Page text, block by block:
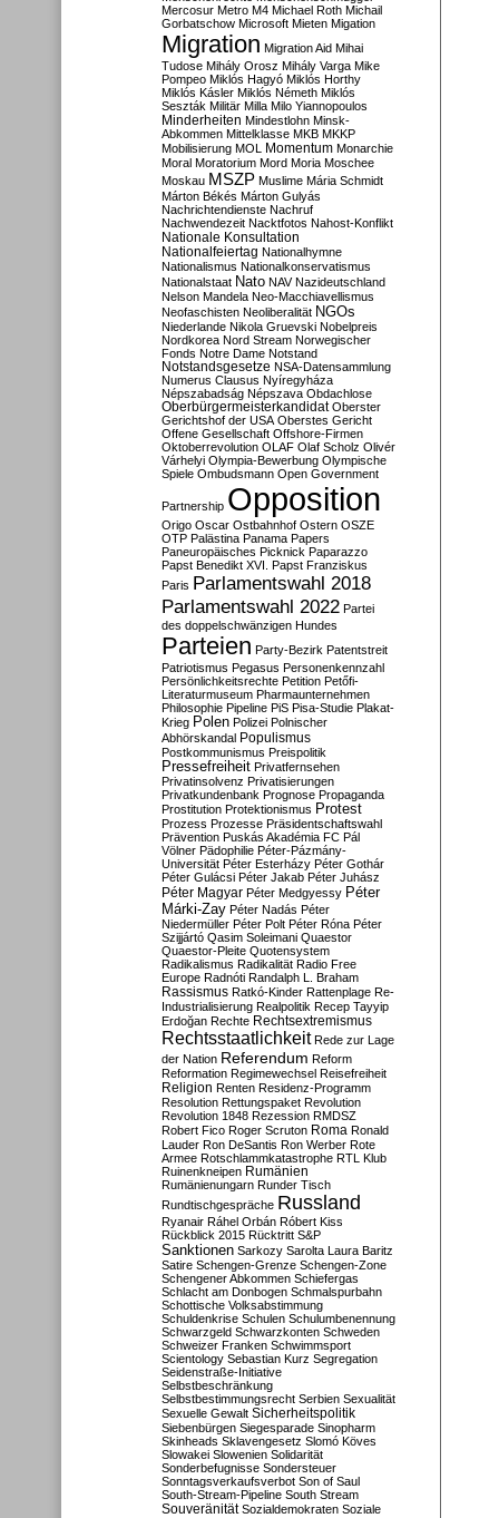
Mercosur Metro M4 Michael Roth Michail
Gorbatschow Microsoft Mieten Migation
Migration Migration Aid Mihai
Tudose Mihály Orosz Mihály Varga Mike
Pompeo Miklós Hagyó Miklós Horthy
Miklós Kásler Miklós Németh Miklós
Seszták Militär Milla Milo Yiannopoulos
Minderheiten Mindestlohn Minsk-
Abkommen Mittelklasse MKB MKKP
Mobilisierung MOL Momentum Monarchie
Moral Moratorium Mord Moria Moschee
Moskau MSZP Muslime Mária Schmidt
Márton Békés Márton Gulyás
Nachrichtendienste Nachruf
Nachwendezeit Nacktfotos Nahost-Konflikt
Nationale Konsultation
Nationalfeiertag Nationalhymne
Nationalismus Nationalkonservatismus
Nationalstaat Nato NAV Nazideutschland
Nelson Mandela Neo-Macchiavellismus
Neofaschisten Neoliberalität NGOs
Niederlande Nikola Gruevski Nobelpreis
Nordkorea Nord Stream Norwegischer
Fonds Notre Dame Notstand
Notstandsgesetze NSA-Datensammlung
Numerus Clausus Nyíregyháza
Népszabadság Népszava Obdachlose
Oberbürgermeisterkandidat Oberster
Gerichtshof der USA Oberstes Gericht
Offene Gesellschaft Offshore-Firmen
Oktoberrevolution OLAF Olaf Scholz Olivér
Várhelyi Olympia-Bewerbung Olympische
Spiele Ombudsmann Open Government
Partnership Opposition
Origo Oscar Ostbahnhof Ostern OSZE
OTP Palästina Panama Papers
Paneuropäisches Picknick Paparazzo
Papst Benedikt XVI. Papst Franziskus
Paris Parlamentswahl 2018
Parlamentswahl 2022 Partei
des doppelschwänzigen Hundes
Parteien Party-Bezirk Patentstreit
Patriotismus Pegasus Personenkennzahl
Persönlichkeitsrechte Petition Petőfi-
Literaturmuseum Pharmaunternehmen
Philosophie Pipeline PiS Pisa-Studie Plakat-
Krieg Polen Polizei Polnischer
Abhörskandal Populismus
Postkommunismus Preispolitik
Pressefreiheit Privatfernsehen
Privatinsolvenz Privatisierungen
Privatkundenbank Prognose Propaganda
Prostitution Protektionismus Protest
Prozess Prozesse Präsidentschaftswahl
Prävention Puskás Akadémia FC Pál
Völner Pädophilie Péter-Pázmány-
Universität Péter Esterházy Péter Gothár
Péter Gulácsi Péter Jakab Péter Juhász
Péter Magyar Péter Medgyessy Péter
Márki-Zay Péter Nadás Péter
Niedermüller Péter Polt Péter Róna Péter
Szijjártó Qasim Soleimani Quaestor
Quaestor-Pleite Quotensystem
Radikalismus Radikalität Radio Free
Europe Radnóti Randalph L. Braham
Rassismus Ratkó-Kinder Rattenplage Re-
Industrialisierung Realpolitik Recep Tayyip
Erdoğan Rechte Rechtsextremismus
Rechtsstaatlichkeit Rede zur Lage
der Nation Referendum Reform
Reformation Regimewechsel Reisefreiheit
Religion Renten Residenz-Programm
Resolution Rettungspaket Revolution
Revolution 1848 Rezession RMDSZ
Robert Fico Roger Scruton Roma Ronald
Lauder Ron DeSantis Ron Werber Rote
Armee Rotschlammkatastrophe RTL Klub
Ruinenkneipen Rumänien
Rumänienungarn Runder Tisch
Rundtischgespräche Russland
Ryanair Ráhel Orbán Róbert Kiss
Rückblick 2015 Rücktritt S&P
Sanktionen Sarkozy Sarolta Laura Baritz
Satire Schengen-Grenze Schengen-Zone
Schengener Abkommen Schiefergas
Schlacht am Donbogen Schmalspurbahn
Schottische Volksabstimmung
Schuldenkrise Schulen Schulumbenennung
Schwarzgeld Schwarzkonten Schweden
Schweizer Franken Schwimmsport
Scientology Sebastian Kurz Segregation
Seidenstraße-Initiative
Selbstbeschränkung
Selbstbestimmungsrecht Serbien Sexualität
Sexuelle Gewalt Sicherheitspolitik
Siebenbürgen Siegesparade Sinopharm
Skinheads Sklavengesetz Slomó Köves
Slowakei Slowenien Solidarität
Sonderbefugnisse Sondersteuer
Sonntagsverkaufsverbot Son of Saul
South-Stream-Pipeline South Stream
Souveränität Sozialdemokraten Soziale